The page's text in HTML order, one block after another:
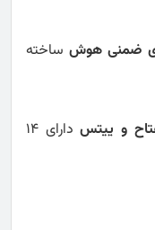
ی ضمنی هوش ساخته
و ییتس
دارای 14